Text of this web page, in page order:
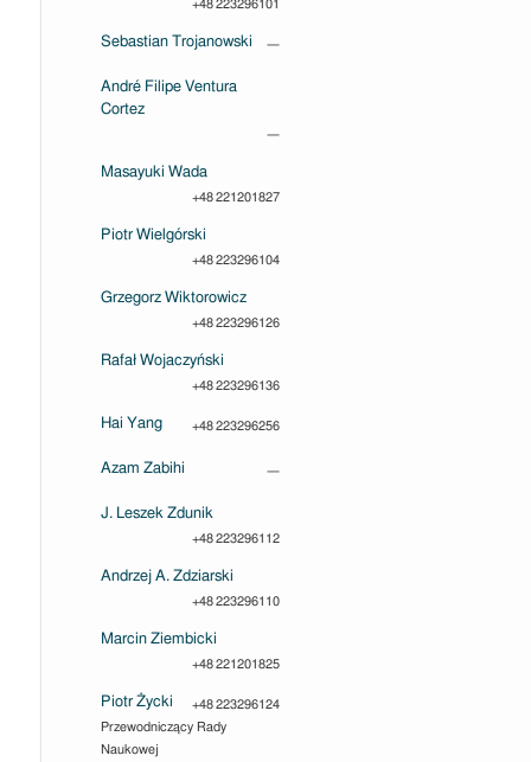
+48 223296101
Sebastian Trojanowski —
André Filipe Ventura
Cortez
—
Masayuki Wada
+48 221201827
Piotr Wielgórski
+48 223296104
Grzegorz Wiktorowicz
+48 223296126
Rafał Wojaczyński
+48 223296136
Hai Yang +48 223296256
Azam Zabihi —
J. Leszek Zdunik
+48 223296112
Andrzej A. Zdziarski
+48 223296110
Marcin Ziembicki
+48 221201825
Piotr Życki
+48 223296124
Przewodniczący Rady
Naukowej